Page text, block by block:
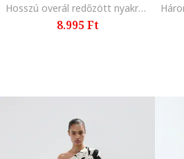
Hosszú overál redőzött nyakrésszel, Fekete
8.995 Ft